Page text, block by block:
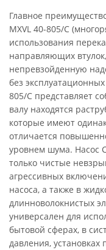
Главное
MXVL 40-805/C
использования
направляющих
непревзойденную
без
805/C представляет
валу находятся
которые имеют
отличается
уровнем шума. Насос
только чистые
агрессивных
насоса, а также в
длинноволокнистых
универсален для
бытовой сферах, в
давления,